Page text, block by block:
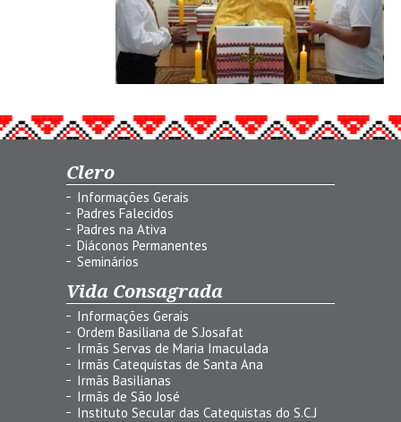
Clero
Informações Gerais
Padres Falecidos
Padres na Ativa
Diáconos Permanentes
Seminários
Vida Consagrada
Informações Gerais
Ordem Basiliana de S.Josafat
Irmãs Servas de Maria Imaculada
Irmãs Catequistas de Santa Ana
Irmãs Basilianas
Irmãs de São José
Instituto Secular das Catequistas do S.C.J